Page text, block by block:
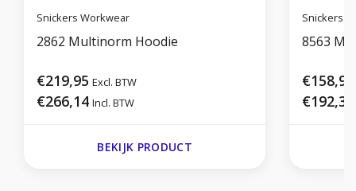
Snickers Workwear
2862 Multinorm Hoodie
€219,95 Excl. BTW
€266,14 Incl. BTW
BEKIJK PRODUCT
Snickers
8563
€158,95
€192,33